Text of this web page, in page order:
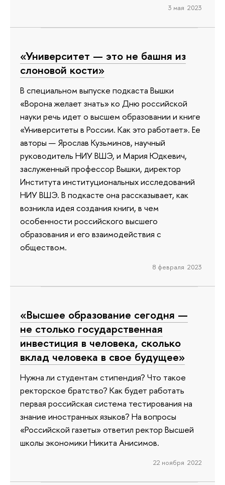
3 мая 2023
«Университет — это не башня из
слоновой кости»
В специальном выпуске подкаста Вышки
«Ворона желает знать» ко Дню российской
науки речь идет о высшем образовании и книге
«Университеты в России. Как это работает». Ее
авторы — Ярослав Кузьминов, научный
руководитель НИУ ВШЭ, и Мария Юдкевич,
заслуженный профессор Вышки, директор
Института институциональных исследований
НИУ ВШЭ. В подкасте она рассказывает, как
возникла идея создания книги, в чем
особенности российского высшего
образования и его взаимодействия с
обществом.
8 февраля 2023
«Высшее образование сегодня —
не столько государственная
инвестиция в человека, сколько
вклад человека в свое будущее»
Нужна ли студентам стипендия? Что такое
ректорское братство? Как будет работать
первая российская система тестирования на
знание иностранных языков? На вопросы
«Российской газеты» ответил ректор Высшей
школы экономики Никита Анисимов.
22 ноября 2022